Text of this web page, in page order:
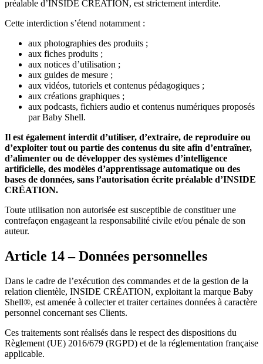
préalable d’INSIDE CRÉATION, est strictement interdite.
Cette interdiction s’étend notamment :
aux photographies des produits ;
aux fiches produits ;
aux notices d’utilisation ;
aux guides de mesure ;
aux vidéos, tutoriels et contenus pédagogiques ;
aux créations graphiques ;
aux podcasts, fichiers audio et contenus numériques proposés
par Baby Shell.
Il est également interdit d’utiliser, d’extraire, de reproduire ou
d’exploiter tout ou partie des contenus du site afin d’entraîner,
d’alimenter ou de développer des systèmes d’intelligence
artificielle, des modèles d’apprentissage automatique ou des
bases de données, sans l’autorisation écrite préalable d’INSIDE
CRÉATION.
Toute utilisation non autorisée est susceptible de constituer une
contrefaçon engageant la responsabilité civile et/ou pénale de son
auteur.
Article 14 – Données personnelles
Dans le cadre de l’exécution des commandes et de la gestion de la
relation clientèle, INSIDE CRÉATION, exploitant la marque Baby
Shell®, est amenée à collecter et traiter certaines données à caractère
personnel concernant ses Clients.
Ces traitements sont réalisés dans le respect des dispositions du
Règlement (UE) 2016/679 (RGPD) et de la réglementation française
applicable.